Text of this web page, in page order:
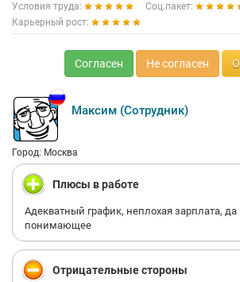
Условия труда:
Соц.пакет:
Карьерный рост:
Согласен Не согласен
Максим (Сотрудник)
Город: Москва
Плюсы в работе
Адекватный график, неплохая зарплата, да
понимающее
Отрицательные стороны